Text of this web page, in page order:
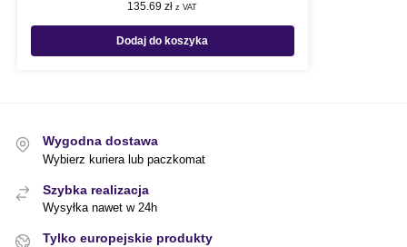
135.69zł z VAT
Dodaj do koszyka
Wygodna dostawa
Wybierz kuriera lub paczkomat
Szybka realizacja
Wysyłka nawet w 24h
Tylko europejskie produkty